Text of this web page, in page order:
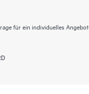
für ein individuelles Angebot